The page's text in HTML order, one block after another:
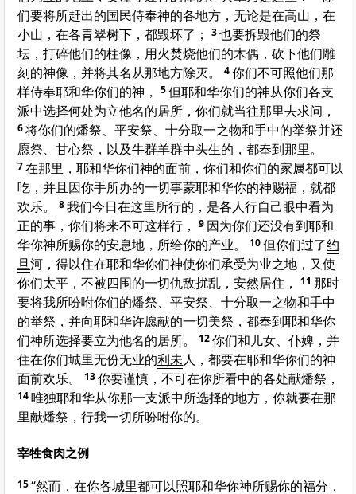
们要将所赶出的国民侍奉神的各地方，无论是在高山，在
小山，在各青翠树下，都毁坏了；
3也要拆毁他们的祭
坛，打碎他们的柱像，用火焚烧他们的木偶，砍下他们雕
刻的神像，并将其名从那地方除灭。
4你们不可照他们那
样侍奉耶和华你们的神，
5但耶和华你们的神从你们各支
派中选择何处为立他名的居所，你们就当往那里去求问，
6将你们的燔祭、平安祭、十分取一之物和手中的举祭并还
愿祭、甘心祭，以及牛群羊群中头生的，都奉到那里。
7在那里，耶和华你们神的面前，你们和你们的家属都可以
吃，并且因你手所办的一切事蒙耶和华你的神赐福，就都
欢乐。
8我们今日在这里所行的，是各人行自己眼中看为
正的事，你们将来不可这样行，
9 因为你们还没有到耶和
华你神所赐你的安息地，所给你的产业。
10但你们过了约
旦河，得以住在耶和华你们神使你们承受为业之地，又使
你们太平，不被四围的一切仇敌扰乱，安然居住，
11 那时
要将我所吩咐你们的燔祭、平安祭、十分取一之物和手中
的举祭，并向耶和华许愿献的一切美祭，都奉到耶和华你
们神所选择要立为他名的居所。
12你们和儿女、仆婢，并
住在你们城里无份无业的利未人，都要在耶和华你们的神
面前欢乐。
13你要谨慎，不可在你所看中的各处献燔祭，
14唯独耶和华从你那一支派中所选择的地方，你就要在那
里献燔祭，行我一切所吩咐你的。
宰牲食肉之例
15“然而，在你各城里都可以照耶和华你神所赐你的福分，